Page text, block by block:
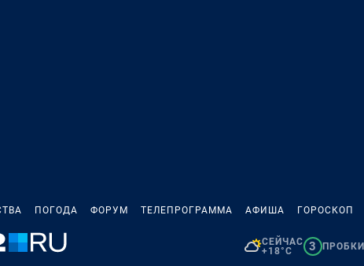
ПОГОДА ФОРУМ ТЕЛЕПРОГРАММА АФИША ГОРОСКОП
СЕЙЧАС
+18°C
3 ПРОБКИ